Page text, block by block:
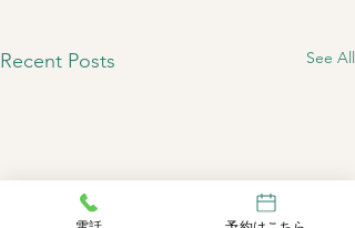
Recent Posts See All